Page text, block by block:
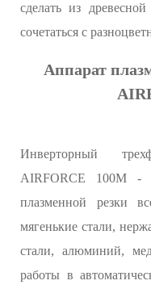
сделать из
сочетаться с
Аппарат
Инверторный
AIRFORCE 100M -
плазменной резки
мягенькие стали,
стали, алюминий,
работы в